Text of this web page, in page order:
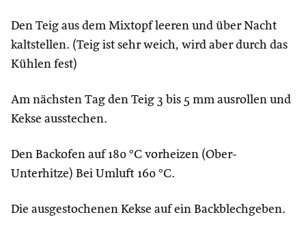
Den Teig aus dem Mixtopf leeren und über Nacht
kaltstellen. (Teig ist sehr weich, wird aber durch das
Kühlen fest)
Am nächsten Tag den Teig 3 bis 5 mm ausrollen und
Kekse ausstechen.
Den Backofen auf 180 °C vorheizen (Ober-
Unterhitze) Bei Umluft 160 °C.
Die ausgestochenen Kekse auf ein Backblechgeben.